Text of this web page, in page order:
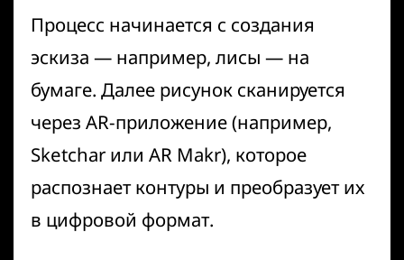
Процесс начинается с создания
эскиза — например, лисы — на
бумаге. Далее рисунок сканируется
через AR-приложение (например,
Sketchar или AR Makr), которое
распознает контуры и преобразует их
в цифровой формат.